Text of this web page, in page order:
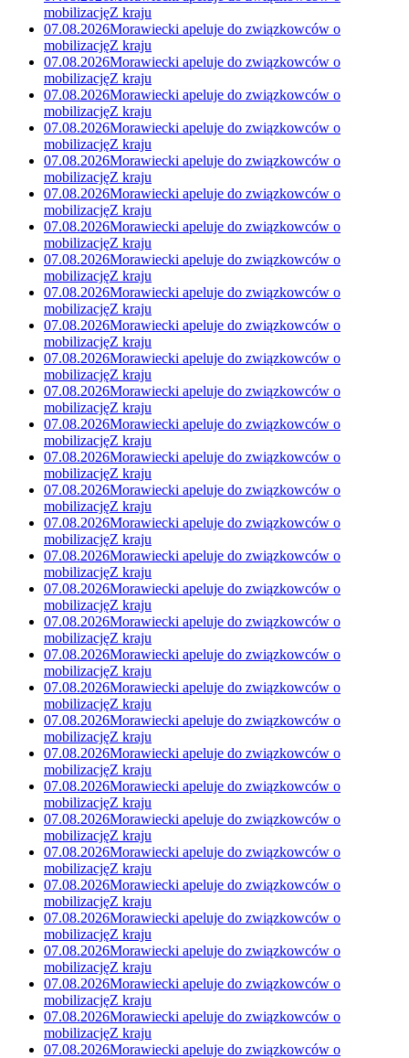
mobilizacjęZ kraju
07.08.2026Morawiecki apeluje do związkowców o
mobilizacjęZ kraju
07.08.2026Morawiecki apeluje do związkowców o
mobilizacjęZ kraju
07.08.2026Morawiecki apeluje do związkowców o
mobilizacjęZ kraju
07.08.2026Morawiecki apeluje do związkowców o
mobilizacjęZ kraju
07.08.2026Morawiecki apeluje do związkowców o
mobilizacjęZ kraju
07.08.2026Morawiecki apeluje do związkowców o
mobilizacjęZ kraju
07.08.2026Morawiecki apeluje do związkowców o
mobilizacjęZ kraju
07.08.2026Morawiecki apeluje do związkowców o
mobilizacjęZ kraju
07.08.2026Morawiecki apeluje do związkowców o
mobilizacjęZ kraju
07.08.2026Morawiecki apeluje do związkowców o
mobilizacjęZ kraju
07.08.2026Morawiecki apeluje do związkowców o
mobilizacjęZ kraju
07.08.2026Morawiecki apeluje do związkowców o
mobilizacjęZ kraju
07.08.2026Morawiecki apeluje do związkowców o
mobilizacjęZ kraju
07.08.2026Morawiecki apeluje do związkowców o
mobilizacjęZ kraju
07.08.2026Morawiecki apeluje do związkowców o
mobilizacjęZ kraju
07.08.2026Morawiecki apeluje do związkowców o
mobilizacjęZ kraju
07.08.2026Morawiecki apeluje do związkowców o
mobilizacjęZ kraju
07.08.2026Morawiecki apeluje do związkowców o
mobilizacjęZ kraju
07.08.2026Morawiecki apeluje do związkowców o
mobilizacjęZ kraju
07.08.2026Morawiecki apeluje do związkowców o
mobilizacjęZ kraju
07.08.2026Morawiecki apeluje do związkowców o
mobilizacjęZ kraju
07.08.2026Morawiecki apeluje do związkowców o
mobilizacjęZ kraju
07.08.2026Morawiecki apeluje do związkowców o
mobilizacjęZ kraju
07.08.2026Morawiecki apeluje do związkowców o
mobilizacjęZ kraju
07.08.2026Morawiecki apeluje do związkowców o
mobilizacjęZ kraju
07.08.2026Morawiecki apeluje do związkowców o
mobilizacjęZ kraju
07.08.2026Morawiecki apeluje do związkowców o
mobilizacjęZ kraju
07.08.2026Morawiecki apeluje do związkowców o
mobilizacjęZ kraju
07.08.2026Morawiecki apeluje do związkowców o
mobilizacjęZ kraju
07.08.2026Morawiecki apeluje do związkowców o
mobilizacjęZ kraju
07.08.2026Morawiecki apeluje do związkowców o
mobilizacjęZ kraju
07.08.2026Morawiecki apeluje do związkowców o